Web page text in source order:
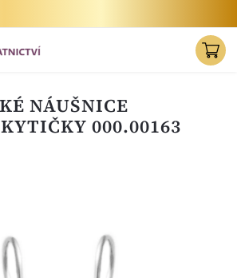
NÁUŠNICE
000.00163